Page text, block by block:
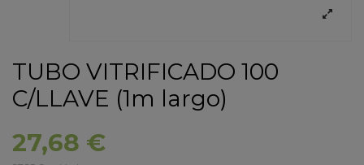
TUBO VITRIFICADO 100
C/LLAVE (1m largo)
27,68 €